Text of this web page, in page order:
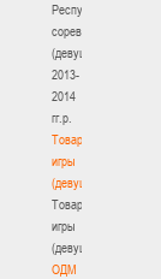
Республиканские
соревнования
(девушки)
2013-
2014
гг.р.
Товарищеские
игры
(девушки)
Товарищеские
игры
(девушки)
ОДМ